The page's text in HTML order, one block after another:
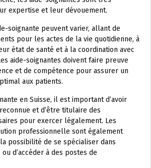
expertise et leur dévouement.
soignante peuvent varier, allant de
pour les actes de la vie quotidienne, à
état de santé et à la coordination avec
aide-soignantes doivent faire preuve
et de compétence pour assurer un
aux patients.
en Suisse, il est important d’avoir
et d’être titulaire des
pour exercer légalement. Les
professionnelle sont également
possibilité de se spécialiser dans
d’accéder à des postes de